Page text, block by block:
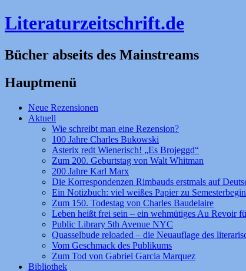
Literaturzeitschrift.de
Bücher abseits des Mainstreams
Hauptmenü
Zum
Inhalt
Neue Rezensionen
Aktuell
Wie schreibt man eine Rezension?
100 Jahre Charles Bukowski
Asterix redt Wienerisch! „Es Brojeggd“
Zum 200. Geburtstag von Walt Whitman
200 Jahre Karl Marx
Die Korrespondenzen Rimbauds erstmals auf
Ein Notizbuch: viel weißes Papier zu
Zum 150. Todestag von Charles Baudelaire
Leben heißt frei sein – ein wehmütiges Au Revoir
Public Library 5th Avenue NYC
Quasselbude reloaded – die Neuauflage des
Vom Geschmack des Publikums
Zum Tod von Gabriel Garcia Marquez
Bibliothek